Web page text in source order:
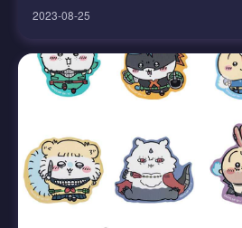
2023-08-25